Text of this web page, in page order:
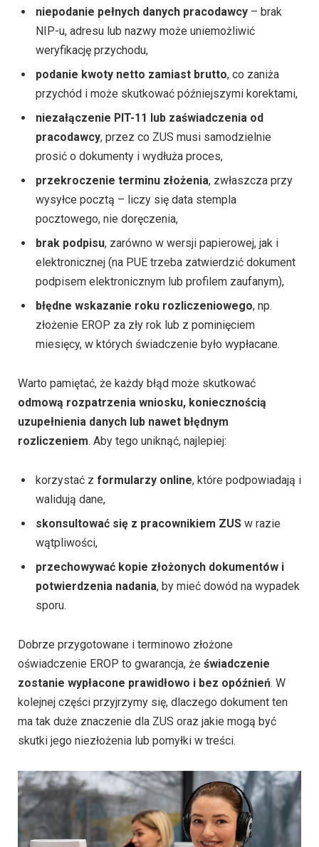
niepodanie pełnych danych pracodawcy – brak
NIP-u, adresu lub nazwy może uniemożliwić
weryfikację przychodu,
podanie kwoty netto zamiast brutto, co zaniża
przychód i może skutkować późniejszymi korektami,
niezałączenie PIT-11 lub zaświadczenia od
pracodawcy, przez co ZUS musi samodzielnie
prosić o dokumenty i wydłuża proces,
przekroczenie terminu złożenia, zwłaszcza przy
wysyłce pocztą – liczy się data stempla
pocztowego, nie doręczenia,
brak podpisu, zarówno w wersji papierowej, jak i
elektronicznej (na PUE trzeba zatwierdzić dokument
podpisem elektronicznym lub profilem zaufanym),
błędne wskazanie roku rozliczeniowego, np.
złożenie EROP za zły rok lub z pominięciem
miesięcy, w których świadczenie było wypłacane.
Warto pamiętać, że każdy błąd może skutkować
odmową rozpatrzenia wniosku, koniecznością
uzupełnienia danych lub nawet błędnym
rozliczeniem. Aby tego uniknąć, najlepiej:
korzystać z formularzy online, które podpowiadają i
walidują dane,
skonsultować się z pracownikiem ZUS w razie
wątpliwości,
przechowywać kopie złożonych dokumentów i
potwierdzenia nadania, by mieć dowód na wypadek
sporu.
Dobrze przygotowane i terminowo złożone
oświadczenie EROP to gwarancja, że świadczenie
zostanie wypłacone prawidłowo i bez opóźnień. W
kolejnej części przyjrzymy się, dlaczego dokument ten
ma tak duże znaczenie dla ZUS oraz jakie mogą być
skutki jego niezłożenia lub pomyłki w treści.